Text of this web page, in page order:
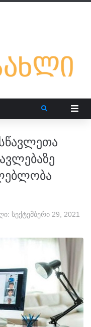
სექტემბერი 29, 2021